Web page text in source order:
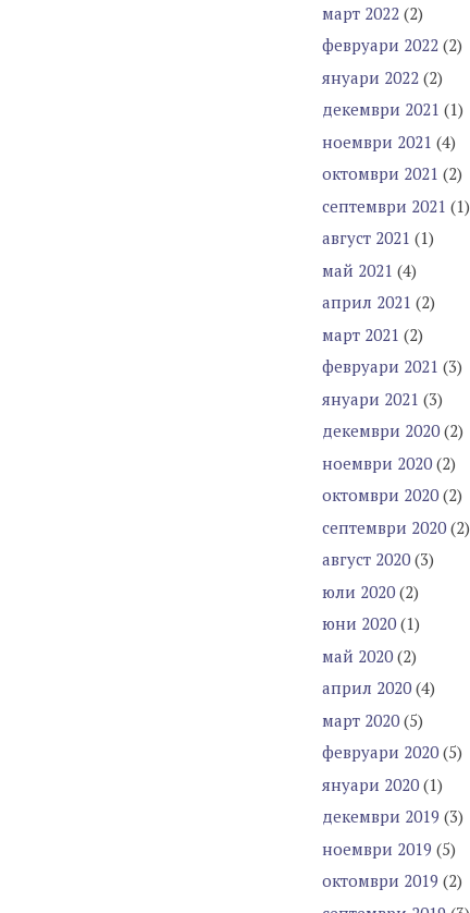
март 2022 (2)
февруари 2022 (2)
януари 2022 (2)
декември 2021 (1)
ноември 2021 (4)
октомври 2021 (2)
септември 2021 (1)
август 2021 (1)
май 2021 (4)
април 2021 (2)
март 2021 (2)
февруари 2021 (3)
януари 2021 (3)
декември 2020 (2)
ноември 2020 (2)
октомври 2020 (2)
септември 2020 (2)
август 2020 (3)
юли 2020 (2)
юни 2020 (1)
май 2020 (2)
април 2020 (4)
март 2020 (5)
февруари 2020 (5)
януари 2020 (1)
декември 2019 (3)
ноември 2019 (5)
октомври 2019 (2)